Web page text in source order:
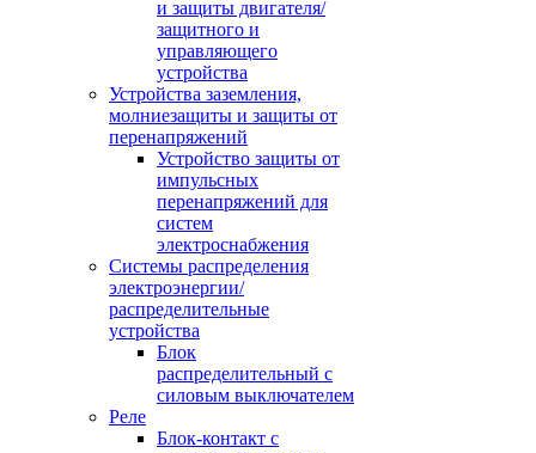
и защиты двигателя/
защитного и
управляющего
устройства
Устройства заземления,
молниезащиты и защиты от
перенапряжений
Устройство защиты от
импульсных
перенапряжений для
систем
электроснабжения
Системы распределения
электроэнергии/
распределительные
устройства
Блок
распределительный с
силовым выключателем
Реле
Блок-контакт с